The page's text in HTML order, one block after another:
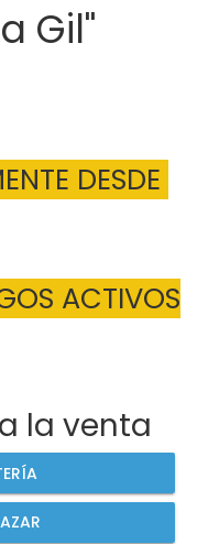
Gil"
DESDE
ACTIVOS
la venta